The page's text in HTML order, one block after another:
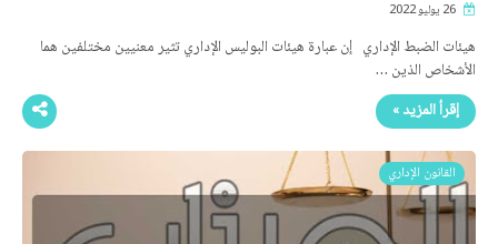
هيئات الضبط الإداري إن عبارة هيئات البوليس الإداري تثير معنيين مختلفين هما
الأشخاص الذين …
إقرأ المزيد »
القانون الإداري